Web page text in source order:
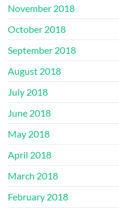
November 2018
October 2018
September 2018
August 2018
July 2018
June 2018
May 2018
April 2018
March 2018
February 2018